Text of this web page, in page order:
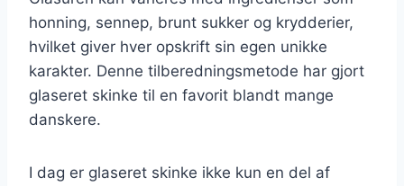
honning, sennep, brunt sukker og krydderier,
hvilket giver hver opskrift sin egen unikke
karakter. Denne tilberedningsmetode har gjort
glaseret skinke til en favorit blandt mange
danskere.
I dag er glaseret skinke ikke kun en del af